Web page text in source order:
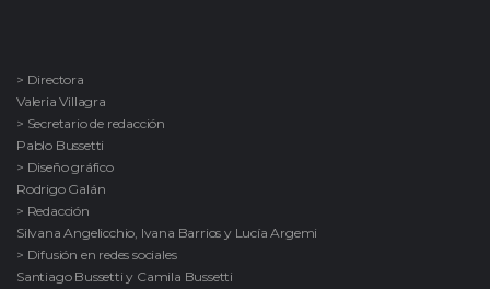
> Directora
Valeria Villagra
> Secretario de redacción
Pablo Bussetti
> Diseño gráfico
Rodrigo Galán
> Redacción
Silvana Angelicchio, Ivana Barrios y Lucía Argemi
> Difusión en redes sociales
Santiago Bussetti y Camila Bussetti